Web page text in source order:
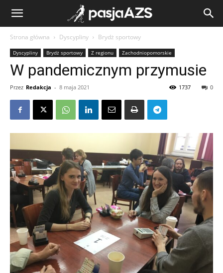
Strona główna Dyscypliny Brydż sportowy
Dyscypliny Brydż sportowy Z regionu Zachodniopomorskie
W pandemicznym przymusie
Przez Redakcja - 8 maja 2021 0
1737